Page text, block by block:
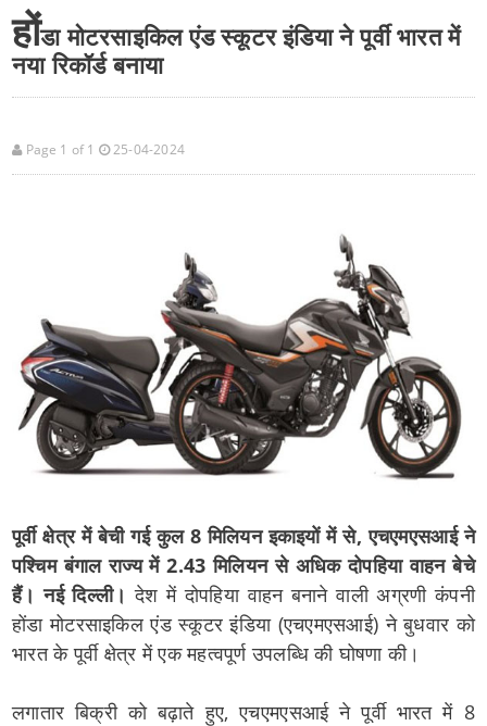
होंडा मोटरसाइकिल एंड स्कूटर इंडिया ने पूर्वी भारत में
नया रिकॉर्ड बनाया
Page 1 of 1 25-04-2024
पूर्वी क्षेत्र में बेची गई कुल 8 मिलियन इकाइयों में से, एचएमएसआई ने
पश्चिम बंगाल राज्य में 2.43 मिलियन से अधिक दोपहिया वाहन बेचे
हैं। नई दिल्ली।देश में दोपहिया वाहन बनाने वाली अग्रणी कंपनी
होंडा मोटरसाइकिल एंड स्कूटर इंडिया (एचएमएसआई) ने बुधवार को
भारत के पूर्वी क्षेत्र में एक महत्वपूर्ण उपलब्धि की घोषणा की।
लगातार बिक्री को बढ़ाते हुए, एचएमएसआई ने पूर्वी भारत में 8